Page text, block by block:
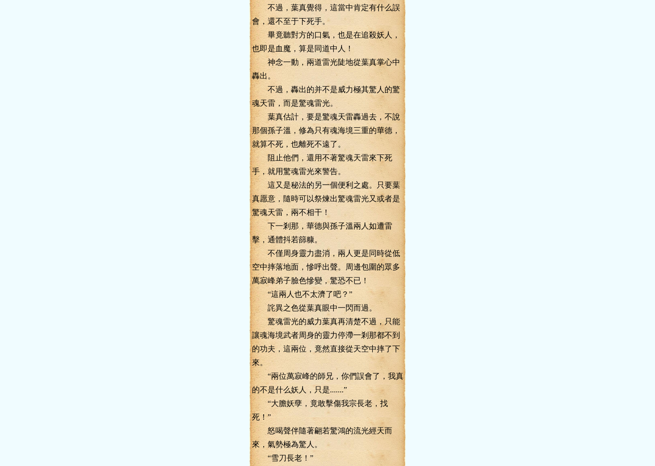
不過，葉真覺得，這當中肯定有什么誤
會，還不至于下死手。
畢竟聽對方的口氣，也是在追殺妖人，
也即是血魔，算是同道中人！
神念一動，兩道雷光陡地從葉真掌心中
轟出。
不過，轟出的并不是威力極其驚人的驚
魂天雷，而是驚魂雷光。
葉真估計，要是驚魂天雷轟過去，不說
那個孫子溫，修為只有魂海境三重的華德，
就算不死，也離死不遠了。
阻止他們，還用不著驚魂天雷來下死
手，就用驚魂雷光來警告。
這又是秘法的另一個便利之處。只要葉
真愿意，隨時可以祭煉出驚魂雷光又或者是
驚魂天雷，兩不相干！
下一剎那，華德與孫子溫兩人如遭雷
擊，通體抖若篩糠。
不僅周身靈力盡消，兩人更是同時從低
空中摔落地面，慘呼出聲。周邊包圍的眾多
萬寂峰弟子臉色慘變，驚恐不已！
“這兩人也不太濟了吧？”
詫異之色從葉真眼中一閃而過。
驚魂雷光的威力葉真再清楚不過，只能
讓魂海境武者周身的靈力停滯一剎那都不到
的功夫，這兩位，竟然直接從天空中摔了下
來。
“兩位萬寂峰的師兄，你們誤會了，我真
的不是什么妖人，只是.......”
“大膽妖孽，竟敢擊傷我宗長老，找
死！”
怒喝聲伴隨著翩若驚鴻的流光經天而
來，氣勢極為驚人。
“雪刀長老！”